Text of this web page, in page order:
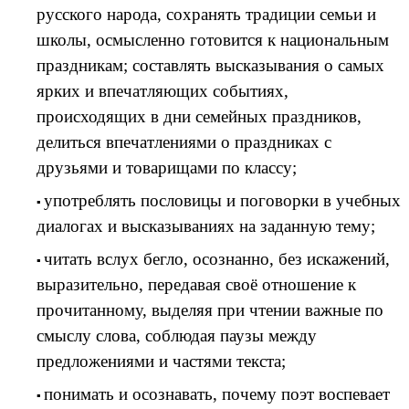
русского народа, сохранять традиции семьи и
школы, осмысленно готовится к национальным
праздникам; составлять высказывания о самых
ярких и впечатляющих событиях,
происходящих в дни семейных праздников,
делиться впечатлениями о праздниках с
друзьями и товарищами по классу;
употреблять пословицы и поговорки в учебных
диалогах и высказываниях на заданную тему;
читать вслух бегло, осознанно, без искажений,
выразительно, передавая своё отношение к
прочитанному, выделяя при чтении важные по
смыслу слова, соблюдая паузы между
предложениями и частями текста;
понимать и осознавать, почему поэт воспевает